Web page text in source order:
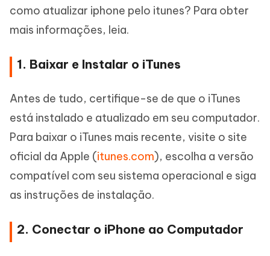
como atualizar iphone pelo itunes? Para obter
mais informações, leia.
1. Baixar e Instalar o iTunes
Antes de tudo, certifique-se de que o iTunes
está instalado e atualizado em seu computador.
Para baixar o iTunes mais recente, visite o site
oficial da Apple (itunes.com), escolha a versão
compatível com seu sistema operacional e siga
as instruções de instalação.
2. Conectar o iPhone ao Computador